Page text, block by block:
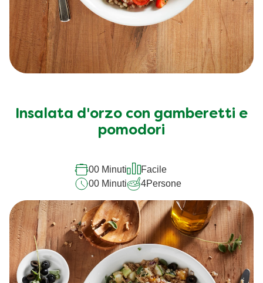
Insalata d'orzo con gamberetti e
pomodori
00 Minuti
Facile
00 Minuti
4Persone